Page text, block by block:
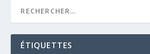
ÉTIQUETTES